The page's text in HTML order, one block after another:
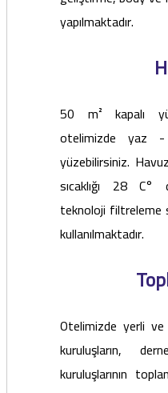
yapılmaktadır.
50 m² kapalı
otelimizde yaz -
yüzebilirsiniz.
sıcaklığı 28 C°
teknoloji filtreleme
kullanılmaktadır.
Otelimizde yerli
kuruluşların,
kuruluşlarının